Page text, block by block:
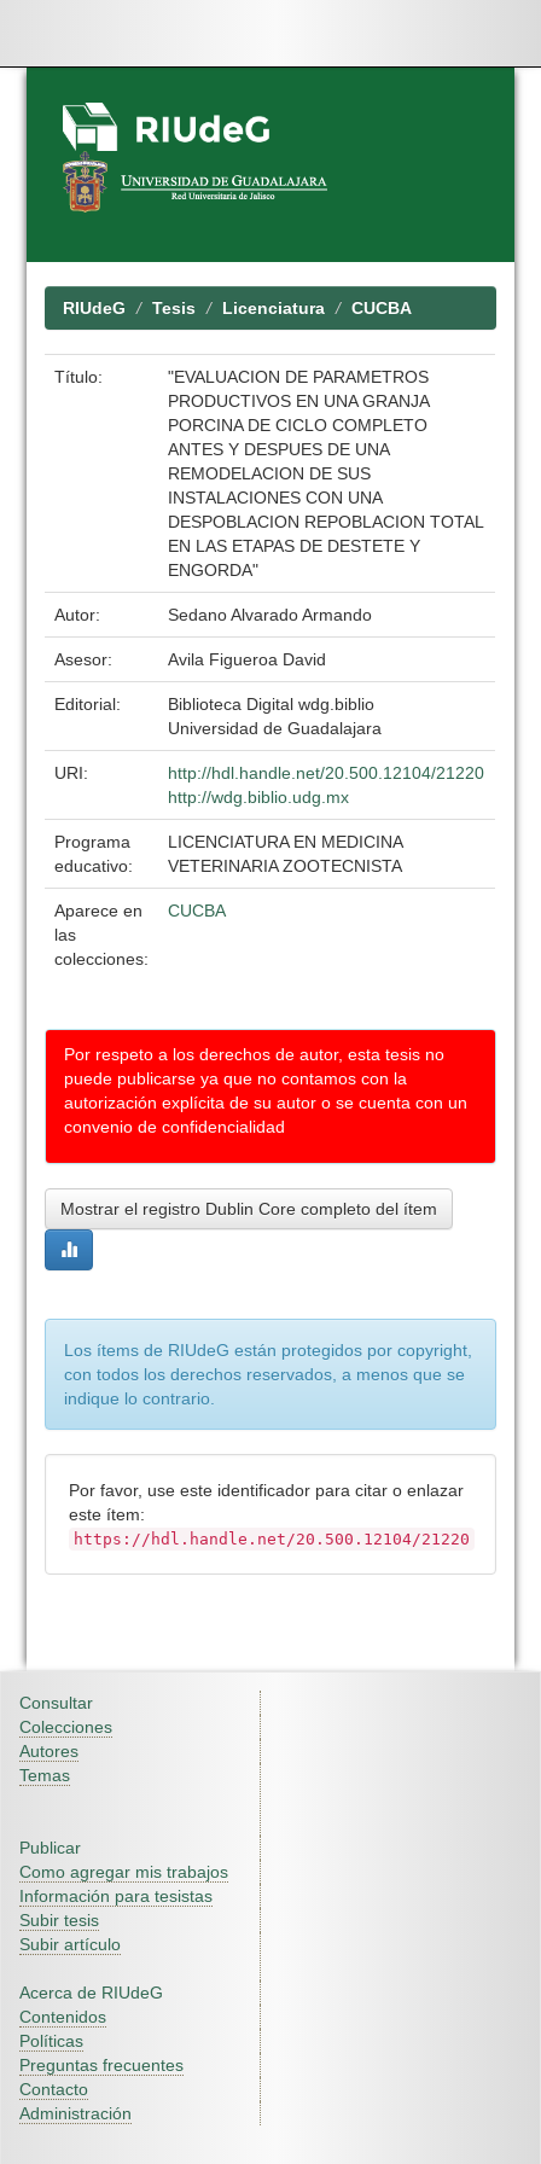
Skip
navigation
RIUdeG Tesis Licenciatura CUCBA
Título:
"EVALUACION DE PARAMETROS
PRODUCTIVOS EN UNA GRANJA
PORCINA DE CICLO COMPLETO
ANTES Y DESPUES DE UNA
REMODELACION DE SUS
INSTALACIONES CON UNA
DESPOBLACION REPOBLACION TOTAL
EN LAS ETAPAS DE DESTETE Y
ENGORDA"
Autor: Sedano Alvarado Armando
Asesor: Avila Figueroa David
Editorial:
Biblioteca Digital wdg.biblio
Universidad de Guadalajara
URI:
http://hdl.handle.net/20.500.12104/21220
http://wdg.biblio.udg.mx
Programa
educativo:
LICENCIATURA EN MEDICINA
VETERINARIA ZOOTECNISTA
Aparece en
las
colecciones:
CUCBA
Por respeto a los derechos de autor, esta tesis no
puede publicarse ya que no contamos con la
autorización explícita de su autor o se cuenta con un
convenio de confidencialidad
Mostrar el registro Dublin Core completo del ítem
Los ítems de RIUdeG están protegidos por copyright,
con todos los derechos reservados, a menos que se
indique lo contrario.
Por favor, use este identificador para citar o enlazar
este ítem:
https://hdl.handle.net/20.500.12104/21220
Consultar
Colecciones
Autores
Temas
Publicar
Como agregar mis trabajos
Información para tesistas
Subir tesis
Subir artículo
Acerca de RIUdeG
Contenidos
Políticas
Preguntas frecuentes
Contacto
Administración